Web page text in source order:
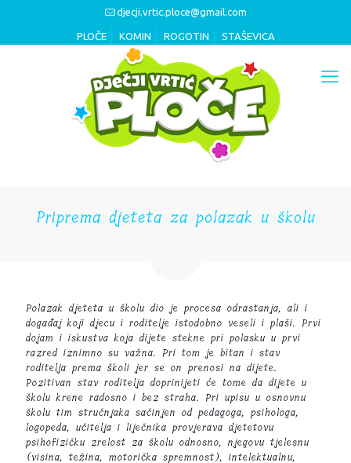
djecji.vrtic.ploce@gmail.com
PLOČE KOMIN ROGOTIN STAŠEVICA
Priprema djeteta za polazak u školu
Polazak djeteta u školu dio je procesa odrastanja, ali i
događaj koji djecu i roditelje istodobno veseli i plaši. Prvi
dojam i iskustva koja dijete stekne pri polasku u prvi
razred iznimno su važna. Pri tom je bitan i stav
roditelja prema školi jer se on prenosi na dijete.
Pozitivan stav roditelja doprinijeti će tome da dijete u
školu krene radosno i bez straha. Pri upisu u osnovnu
školu tim stručnjaka sačinjen od pedagoga, psihologa,
logopeda, učitelja i liječnika provjerava djetetovu
psihofizičku zrelost za školu odnosno, njegovu tjelesnu
(visina, težina, motorička spremnost), intelektualnu,